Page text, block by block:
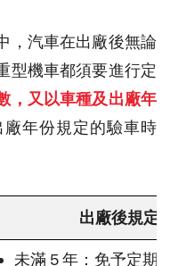
， 汽車在出廠後無論
型機車都須要進行定
，又以車種及出廠年
廠年份規定的驗車時
出廠後規定
未滿 5 年：免予定期